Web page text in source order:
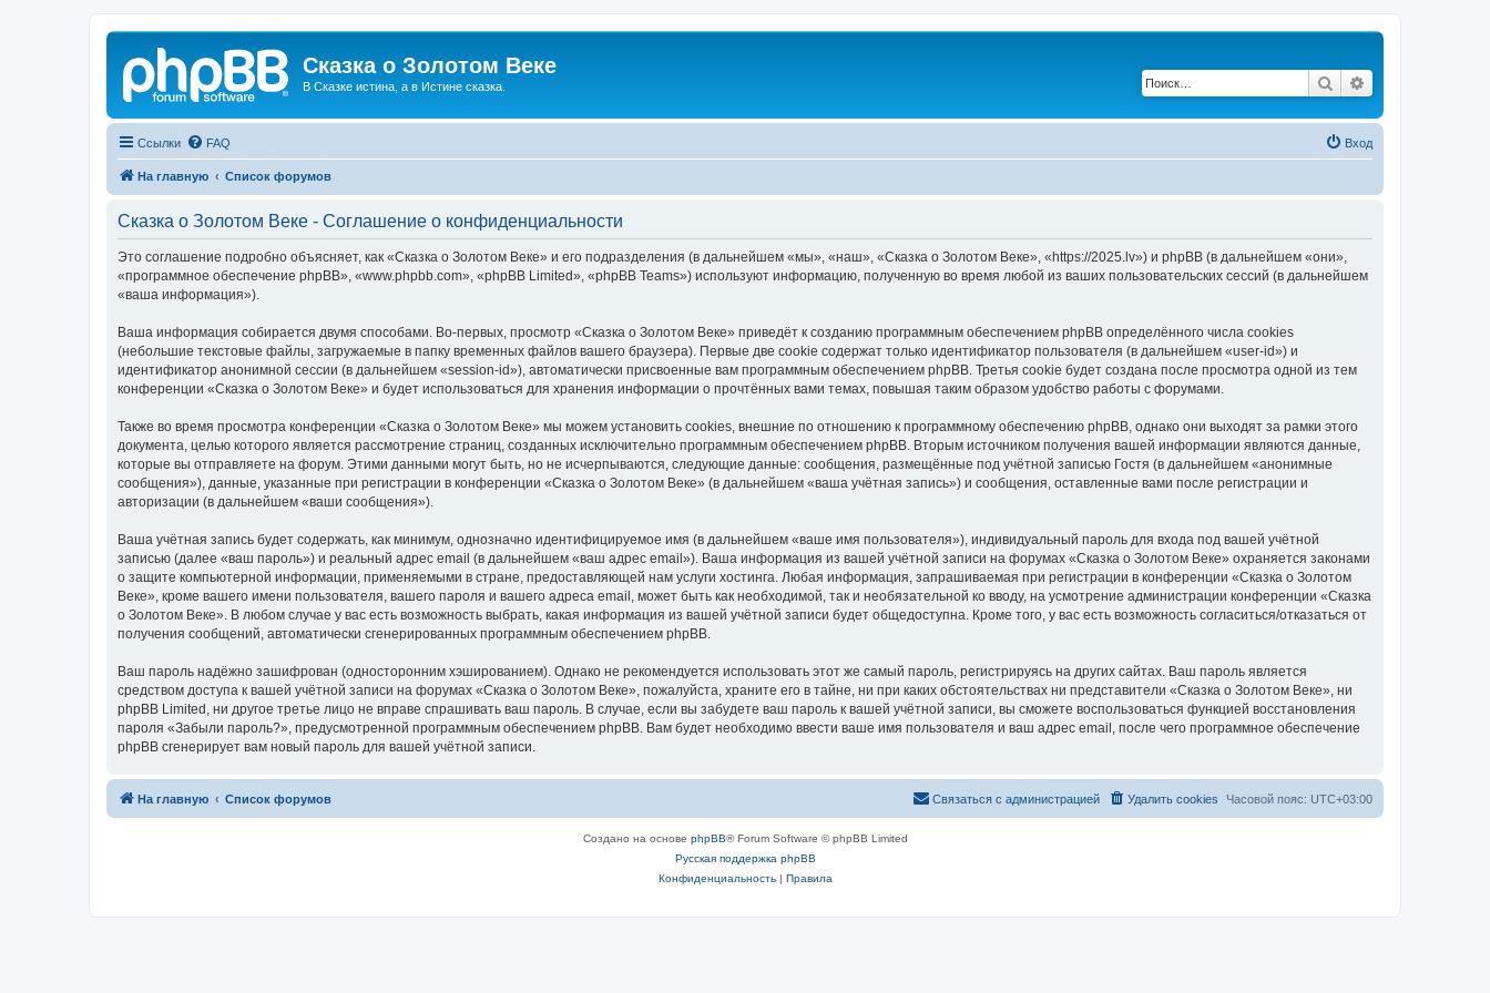
Сказка о Золотом Веке
В Сказке истина, а в Истине сказка. Поиск
Ссылки FAQ Вход
На главную Список форумов
Сказка о Золотом Веке - Соглашение о конфиденциальности
Это соглашение подробно объясняет, как «Сказка о Золотом Веке» и его подразделения (в дальнейшем «мы», «наш», «Сказка о Золотом Веке», «https://2025.lv») и phpBB (в дальнейшем «они»,
«программное обеспечение phpBB», «www.phpbb.com», «phpBB Limited», «phpBB Teams») используют информацию, полученную во время любой из ваших пользовательских сессий (в дальнейшем
«ваша информация»).
Ваша информация собирается двумя способами. Во-первых, просмотр «Сказка о Золотом Веке» приведёт к созданию программным обеспечением phpBB определённого числа cookies
(небольшие текстовые файлы, загружаемые в папку временных файлов вашего браузера). Первые две cookie содержат только идентификатор пользователя (в дальнейшем «user-id») и
идентификатор анонимной сессии (в дальнейшем «session-id»), автоматически присвоенные вам программным обеспечением phpBB. Третья cookie будет создана после просмотра одной из тем
конференции «Сказка о Золотом Веке» и будет использоваться для хранения информации о прочтённых вами темах, повышая таким образом удобство работы с форумами.
Также во время просмотра конференции «Сказка о Золотом Веке» мы можем установить cookies, внешние по отношению к программному обеспечению phpBB, однако они выходят за рамки этого
документа, целью которого является рассмотрение страниц, созданных исключительно программным обеспечением phpBB. Вторым источником получения вашей информации являются данные,
которые вы отправляете на форум. Этими данными могут быть, но не исчерпываются, следующие данные: сообщения, размещённые под учётной записью Гостя (в дальнейшем «анонимные
сообщения»), данные, указанные при регистрации в конференции «Сказка о Золотом Веке» (в дальнейшем «ваша учётная запись») и сообщения, оставленные вами после регистрации и
авторизации (в дальнейшем «ваши сообщения»).
Ваша учётная запись будет содержать, как минимум, однозначно идентифицируемое имя (в дальнейшем «ваше имя пользователя»), индивидуальный пароль для входа под вашей учётной
записью (далее «ваш пароль») и реальный адрес email (в дальнейшем «ваш адрес email»). Ваша информация из вашей учётной записи на форумах «Сказка о Золотом Веке» охраняется законами
о защите компьютерной информации, применяемыми в стране, предоставляющей нам услуги хостинга. Любая информация, запрашиваемая при регистрации в конференции «Сказка о Золотом
Веке», кроме вашего имени пользователя, вашего пароля и вашего адреса email, может быть как необходимой, так и необязательной ко вводу, на усмотрение администрации конференции «Сказка
о Золотом Веке». В любом случае у вас есть возможность выбрать, какая информация из вашей учётной записи будет общедоступна. Кроме того, у вас есть возможность согласиться/отказаться от
получения сообщений, автоматически сгенерированных программным обеспечением phpBB.
Ваш пароль надёжно зашифрован (односторонним хэшированием). Однако не рекомендуется использовать этот же самый пароль, регистрируясь на других сайтах. Ваш пароль является
средством доступа к вашей учётной записи на форумах «Сказка о Золотом Веке», пожалуйста, храните его в тайне, ни при каких обстоятельствах ни представители «Сказка о Золотом Веке», ни
phpBB Limited, ни другое третье лицо не вправе спрашивать ваш пароль. В случае, если вы забудете ваш пароль к вашей учётной записи, вы сможете воспользоваться функцией восстановления
пароля «Забыли пароль?», предусмотренной программным обеспечением phpBB. Вам будет необходимо ввести ваше имя пользователя и ваш адрес email, после чего программное обеспечение
phpBB сгенерирует вам новый пароль для вашей учётной записи.
На главную Список форумов Часовой пояс: UTC+03:00
Удалить cookies
Связаться с администрацией
Создано на основе phpBB® Forum Software © phpBB Limited
Русская поддержка phpBB
Конфиденциальность| Правила